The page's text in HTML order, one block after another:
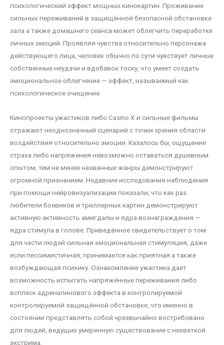
психологический эффект мощных кинокартин. Проживание
сильных переживаний в защищённой безопасной обстановке
зала а также домашнего сеанса может облегчить переработке
личных эмоций. Проявляя чувства относительно персонажа
действующего лица, человек обычно по сути чувствует личные
собственные неудачи и вдобавок тоску, что умеет создать
эмоциональное облегчение — эффект, называемый как
психологическое очищение.
Кинопроекты ужастиков либо Casino X и сильные фильмы
отражают неоднозначный сценарий с точки зрения области
воздействия относительно эмоции. Казалось бы, ощущение
страха либо напряжения невозможно оставаться душевным
опытом, тем не менее названные жанры демонстрируют
огромной признанием. Недавние исследования наблюдения
при помощи нейровизуализации показали, что как раз
любители боевиков и триллерных картин демонстрируют
активную активность амигдалы и ядра вознаграждения —
ядра стимула в голове. Приведённое свидетельствует о том
для части людей сильная эмоциональная стимуляция, даже
если пессимистичная, принимается как приятная а также
возбуждающая психику. Ознакомление ужастика дает
возможность испытать напряжённые переживания либо
всплеск адреналинового эффекта в контролируемой
контролируемой защищённой обстановке, что именно в
состоянии представлять собой чрезвычайно востребовано
для людей, ведущих умеренную существование с нехваткой
экстрима.